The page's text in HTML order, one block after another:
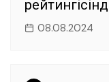
08.08.2024